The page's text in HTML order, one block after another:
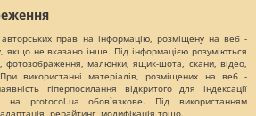
прав на інформацію, розміщену на веб -
якщо не вказано інше. Під інформацією розуміються
фотозображення, малюнки, ящик-шота, скани, відео,
використанні матеріалів, розміщених на веб -
гіперпосилання відкритого для індексації
на protocol.ua обов`язкове. Під використанням
рерайтинг, модифікація тощо.